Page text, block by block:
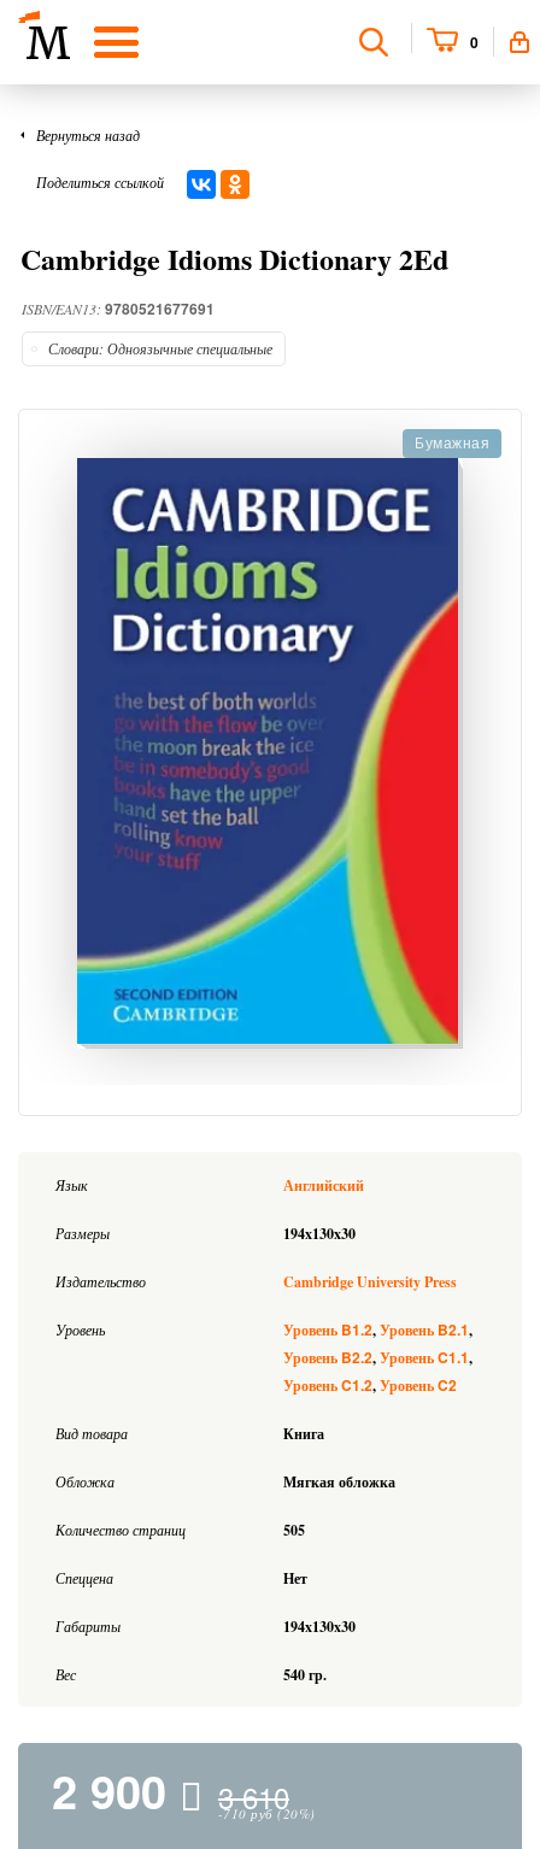
0
Вернуться назад
Поделиться ссылкой
Cambridge Idioms Dictionary 2Ed
ISBN/EAN13: 9780521677691
Словари: Одноязычные специальные
Бумажная
Язык Английский
Размеры 194x130x30
Издательство Cambridge University Press
Уровень Уровень B1.2 Уровень B2.1
Уровень B2.2 УровеньC1.1
УровеньC1.2 УровеньC2
Вид товара Книга
Обложка Мягкая обложка
Количество страниц 505
Спеццена Нет
Габариты 194x130x30
Вес 540 гр.
2 900 3 610
-710 руб (20%)